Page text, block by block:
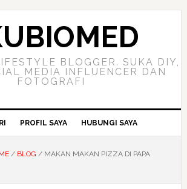
BLOGGER. SUKA DIY,
MEDIA INFLUENCER DAN
FOTOGRAFI
PROFIL SAYA HUBUNGI SAYA
/ BLOG /MAKAN MAKAN PIZZA DI PAPA